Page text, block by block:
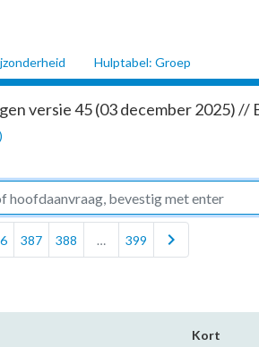
Hulptabel: Groep
versie 45 (03 december 2025)
387 388 … 399 chevron_right
Kort